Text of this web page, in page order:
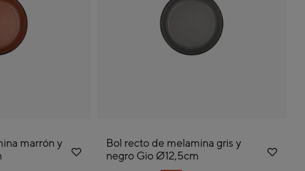
marrón y
Bol recto de melamina gris y
negro Gio Ø12,5cm